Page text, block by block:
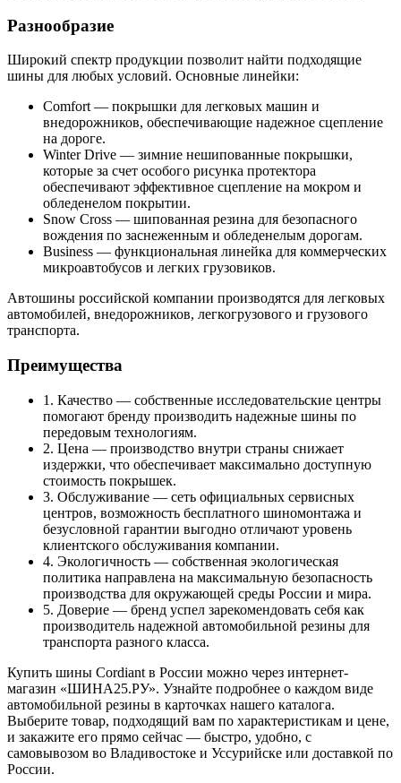
Разнообразие
Широкий спектр продукции позволит найти подходящие
шины для любых условий. Основные линейки:
Comfort — покрышки для легковых машин и
внедорожников, обеспечивающие надежное сцепление
на дороге.
Winter Drive — зимние нешипованные покрышки,
которые за счет особого рисунка протектора
обеспечивают эффективное сцепление на мокром и
обледенелом покрытии.
Snow Cross — шипованная резина для безопасного
вождения по заснеженным и обледенелым дорогам.
Business — функциональная линейка для коммерческих
микроавтобусов и легких грузовиков.
Автошины российской компании производятся для легковых
автомобилей, внедорожников, легкогрузового и грузового
транспорта.
Преимущества
1. Качество — собственные исследовательские центры
помогают бренду производить надежные шины по
передовым технологиям.
2. Цена — производство внутри страны снижает
издержки, что обеспечивает максимально доступную
стоимость покрышек.
3. Обслуживание — сеть официальных сервисных
центров, возможность бесплатного шиномонтажа и
безусловной гарантии выгодно отличают уровень
клиентского обслуживания компании.
4. Экологичность — собственная экологическая
политика направлена на максимальную безопасность
производства для окружающей среды России и мира.
5. Доверие — бренд успел зарекомендовать себя как
производитель надежной автомобильной резины для
транспорта разного класса.
Купить шины Cordiant в России можно через интернет-
магазин «ШИНА25.РУ». Узнайте подробнее о каждом виде
автомобильной резины в карточках нашего каталога.
Выберите товар, подходящий вам по характеристикам и цене,
и закажите его прямо сейчас — быстро, удобно, с
самовывозом во Владивостоке и Уссурийске или доставкой по
России.